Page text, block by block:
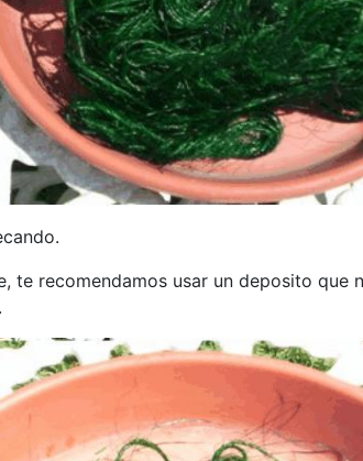
te recomendamos usar un deposito que